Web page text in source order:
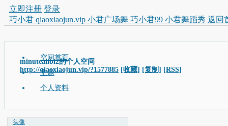
立即注册 登录
巧小君 qiaoxiaojun.vip 小君广场舞 巧小君99 小君舞蹈秀 返回
minutealibi2的个人空间
http://qiaoxiaojun.vip/?1577885 [收藏] [复制] [RSS]
空间首页
主题
个人资料
头像